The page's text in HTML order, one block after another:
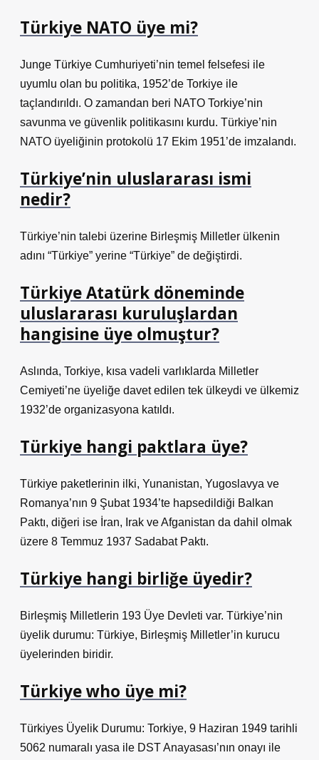
Türkiye NATO üye mi?
Junge Türkiye Cumhuriyeti’nin temel felsefesi ile
uyumlu olan bu politika, 1952’de Torkiye ile
taçlandırıldı. O zamandan beri NATO Torkiye’nin
savunma ve güvenlik politikasını kurdu. Türkiye’nin
NATO üyeliğinin protokolü 17 Ekim 1951’de imzalandı.
Türkiye’nin uluslararası ismi
nedir?
Türkiye’nin talebi üzerine Birleşmiş Milletler ülkenin
adını “Türkiye” yerine “Türkiye” de değiştirdi.
Türkiye Atatürk döneminde
uluslararası kuruluşlardan
hangisine üye olmuştur?
Aslında, Torkiye, kısa vadeli varlıklarda Milletler
Cemiyeti’ne üyeliğe davet edilen tek ülkeydi ve ülkemiz
1932’de organizasyona katıldı.
Türkiye hangi paktlara üye?
Türkiye paketlerinin ilki, Yunanistan, Yugoslavya ve
Romanya’nın 9 Şubat 1934’te hapsedildiği Balkan
Paktı, diğeri ise İran, Irak ve Afganistan da dahil olmak
üzere 8 Temmuz 1937 Sadabat Paktı.
Türkiye hangi birliğe üyedir?
Birleşmiş Milletlerin 193 Üye Devleti var. Türkiye’nin
üyelik durumu: Türkiye, Birleşmiş Milletler’in kurucu
üyelerinden biridir.
Türkiye who üye mi?
Türkiyes Üyelik Durumu: Torkiye, 9 Haziran 1949 tarihli
5062 numaralı yasa ile DST Anayasası’nın onayı ile